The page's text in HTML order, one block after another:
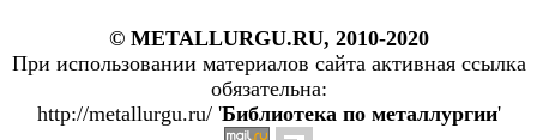
© METALLURGU.RU, 2010-2020
При использовании материалов сайта активная ссылка
обязательна:
http://metallurgu.ru/ 'Библиотека по металлургии'